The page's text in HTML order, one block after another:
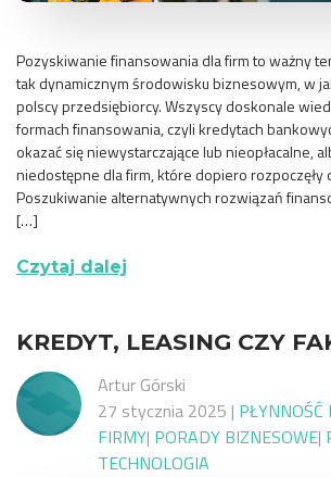
Pozyskiwanie finansowania dla firm to ważny
tak dynamicznym środowisku biznesowym, w
polscy przedsiębiorcy. Wszyscy doskonale
formach finansowania, czyli kredytach
okazać się niewystarczające lub nieopłacalne,
niedostępne dla firm, które dopiero rozpoczęły
Poszukiwanie alternatywnych rozwiązań
[…]
Czytaj dalej
KREDYT, LEASING CZY
Artur Górski
27 stycznia 2025 |
FIRMY| PORADY BIZNESOWE|
TECHNOLOGIA